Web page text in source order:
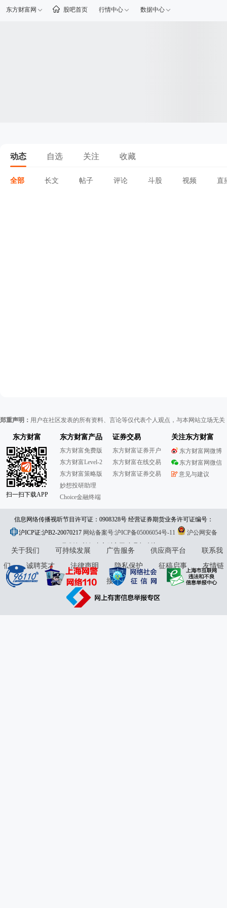
东方财富网 股吧首页 行情中心 数据中心
动态 自选 关注 收藏
全部 长文 帖子 评论 斗股 视频 直
郑重声明： 用户在社区发表的所有资料、言论等仅代表个人观点，与本网站立场无
东方财富
扫一扫下载APP
东方财富产品
东方财富免费版
东方财富Level-2
东方财富策略版
妙想投研助理
Choice金融终端
证券交易
东方财富证券开户
东方财富在线交易
东方财富证券交易
关注东方财富
东方财富网微博
东方财富网微信
意见与建议
信息网络传播视听节目许可证：0908328号 经营证券期货业务许可证编号：
913101046312860336 违法和不良信息举报:021-61278686 举报邮箱：
jubao@eastmoney.com
沪ICP证:沪B2-20070217 网站备案号:沪ICP备05006054号-11
沪公网安备
31010402000120号版权所有:东方财富网意见与建议:4000300059/952500
关于我们 可持续发展 广告服务 供应商平台
联系我
们
诚聘英才 法律声明 隐私保护 征稿启事
友情链
接